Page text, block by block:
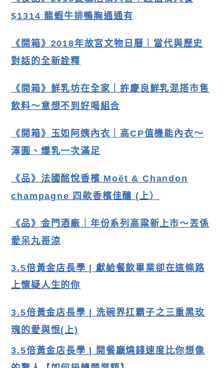
$1314 龍蝦牛排鴨胸通通有
《開箱》2018年故宮文物日曆｜當代與歷史
對話的全新詮釋
《開箱》 鮮乳坊在全家｜許慶良鮮乳混搭市售
飲料～意想不到好喝組合
《開箱》玉如阿姨內衣｜高CP值機能內衣〜
渾圓、爆乳一次滿足
《品》法國酩悅香檳 Moët & Chandon
champagne 四款香檳佳釀 (上 ）
《品》金門酒廠｜年份系列高粱新上市〜丟係
愛呆丸哥涼
3.5倍黃金店長學 | 獻給餐飲畢業卻在這條路
上懷疑人生的你
3.5倍黃金店長學 | 洗碗界扛霸子之三重黑玫
瑰的愛與恨(上)
3.5倍黃金店長學 | 開餐廳燒錢速度比你想像